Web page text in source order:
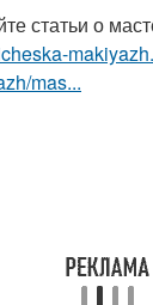
статьи о
mas...